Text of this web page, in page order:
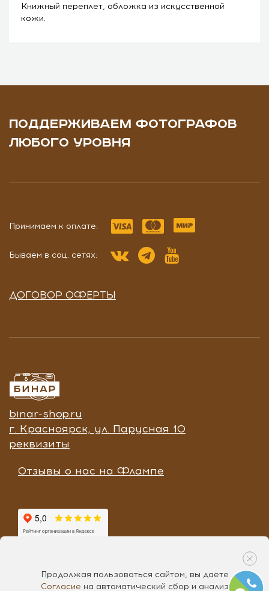
Книжный переплет, обложка из искусственной
кожи.
ПОДДЕРЖИВАЕМ ФОТОГРАФОВ
ЛЮБОГО УРОВНЯ
Принимаем к оплате:
Бываем в соц. сетях:
ДОГОВОР ОФЕРТЫ
binar-shop.ru
г. Красноярск, ул. Парусная 10
реквизиты
Отзывы о нас на Флампе
Продолжая пользоваться сайтом, вы даёте
Согласие на автоматический сбор и анализ